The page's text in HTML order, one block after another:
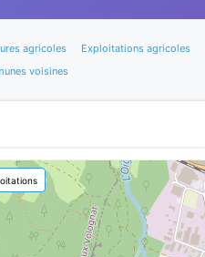
agricoles Exploitations agricoles
voisines